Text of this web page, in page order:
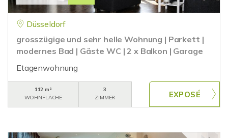
Düsseldorf
grosszügige und sehr helle Wohnung | Parkett |
modernes Bad | Gäste WC | 2 x Balkon | Garage
Etagenwohnung
112 m²
WOHNFLÄCHE
3
ZIMMER